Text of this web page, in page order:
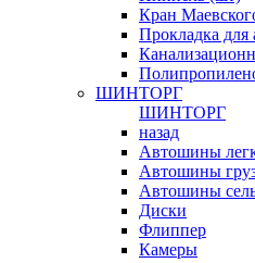
Кран
Прокладка
ШИНТОРГ
ШИНТОРГ
назад
Автошины
Автошины
Автошины
Диски
Флиппер
Камеры